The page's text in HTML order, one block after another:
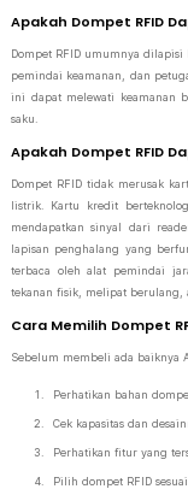
Apakah Dompet RFID
Dompet RFID umumnya
pemindai keamanan, dan
ini dapat melewati keamanan
saku.
Apakah Dompet RFID
Dompet RFID tidak merusak
listrik. Kartu kredit
mendapatkan sinyal dari
lapisan penghalang yang
terbaca oleh alat pemindai
tekanan fisik, melipat berulang,
Cara Memilih Dompet
Sebelum membeli ada baiknya
Perhatikan bahan
Cek kapasitas dan
Perhatikan fitur yang
Pilih dompet RFID